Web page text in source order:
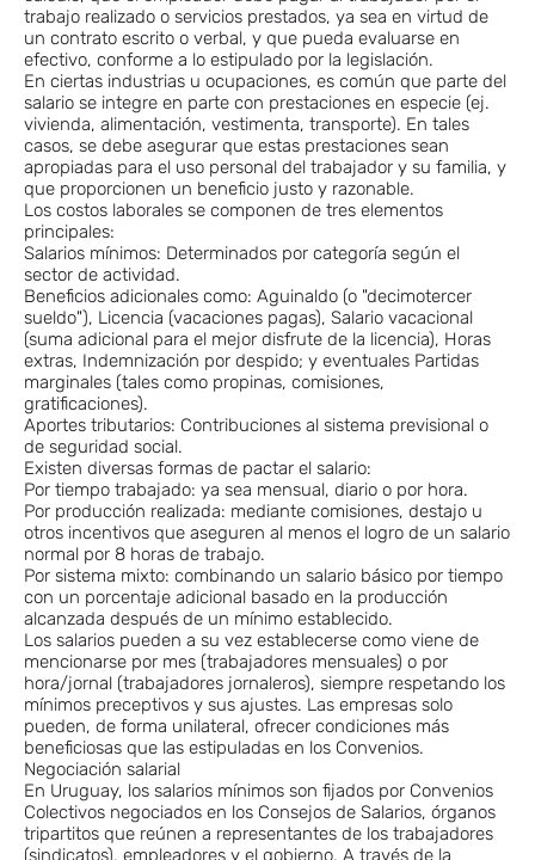
trabajo realizado o servicios prestados, ya sea en virtud de
un contrato escrito o verbal, y que pueda evaluarse en
efectivo, conforme a lo estipulado por la legislación.
En ciertas industrias u ocupaciones, es común que parte del
salario se integre en parte con prestaciones en especie (ej.
vivienda, alimentación, vestimenta, transporte). En tales
casos, se debe asegurar que estas prestaciones sean
apropiadas para el uso personal del trabajador y su familia, y
que proporcionen un beneficio justo y razonable.
Los costos laborales se componen de tres elementos
principales:
Salarios mínimos: Determinados por categoría según el
sector de actividad.
Beneficios adicionales como: Aguinaldo (o "decimotercer
sueldo"), Licencia (vacaciones pagas), Salario vacacional
(suma adicional para el mejor disfrute de la licencia), Horas
extras, Indemnización por despido; y eventuales Partidas
marginales (tales como propinas, comisiones,
gratificaciones).
Aportes tributarios: Contribuciones al sistema previsional o
de seguridad social.
Existen diversas formas de pactar el salario:
Por tiempo trabajado: ya sea mensual, diario o por hora.
Por producción realizada: mediante comisiones, destajo u
otros incentivos que aseguren al menos el logro de un salario
normal por 8 horas de trabajo.
Por sistema mixto: combinando un salario básico por tiempo
con un porcentaje adicional basado en la producción
alcanzada después de un mínimo establecido.
Los salarios pueden a su vez establecerse como viene de
mencionarse por mes (trabajadores mensuales) o por
hora/jornal (trabajadores jornaleros), siempre respetando los
mínimos preceptivos y sus ajustes. Las empresas solo
pueden, de forma unilateral, ofrecer condiciones más
beneficiosas que las estipuladas en los Convenios.
Negociación salarial
En Uruguay, los salarios mínimos son fijados por Convenios
Colectivos negociados en los Consejos de Salarios, órganos
tripartitos que reúnen a representantes de los trabajadores
(sindicatos), empleadores y el gobierno. A través de la